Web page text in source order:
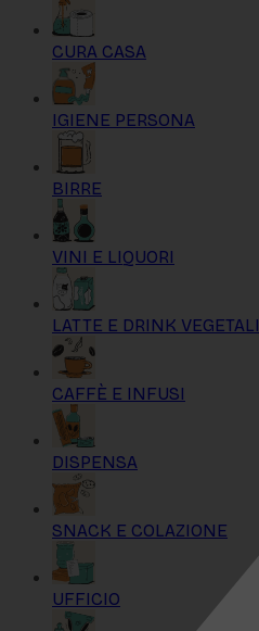
CURA CASA
IGIENE PERSONA
BIRRE
VINI E LIQUORI
LATTE E DRINK VEGETALI
CAFFÈ E INFUSI
DISPENSA
SNACK E COLAZIONE
UFFICIO